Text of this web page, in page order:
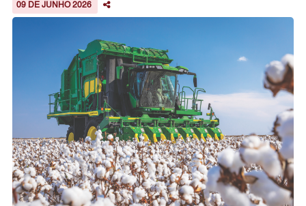
09 DE JUNHO 2026